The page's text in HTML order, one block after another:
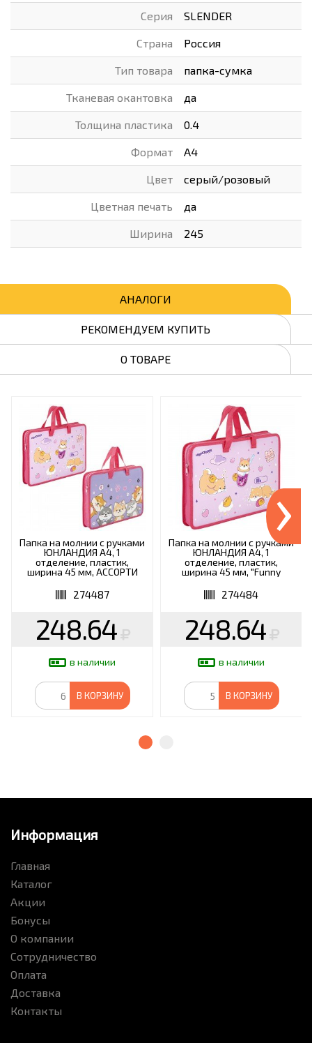
Серия SLENDER
Страна Россия
Тип товара папка-сумка
Тканевая окантовка да
Толщина пластика 0.4
Формат А4
Цвет серый/розовый
Цветная печать да
Ширина 245
АНАЛОГИ
РЕКОМЕНДУЕМ КУПИТЬ
О ТОВАРЕ
Папка на молнии с ручками
ЮНЛАНДИЯ А4, 1
отделение, пластик,
ширина 45 мм, АССОРТИ
274487
248.64
в наличии
В КОРЗИНУ
Папка на молнии с ручками
ЮНЛАНДИЯ А4, 1
отделение, пластик,
ширина 45 мм, "Funny
274484
248.64
в наличии
В КОРЗИНУ
›
Информация
Главная
Каталог
Акции
Бонусы
О компании
Сотрудничество
Оплата
Доставка
Контакты